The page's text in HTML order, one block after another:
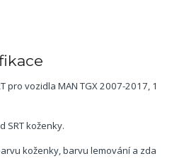
pro vozidla MAN TGX 2007-2017, 1
SRT koženky.
koženky, barvu lemování a zda